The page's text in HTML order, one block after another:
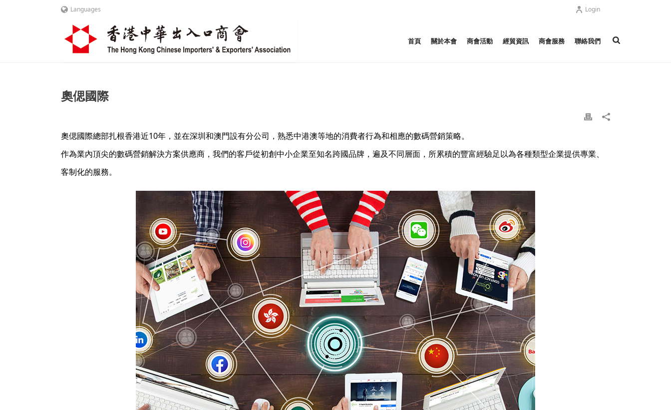
Languages Login
首頁 關於本會 商會活動 經貿資訊 商會服務 聯絡我們
奧偲國際
奧偲國際總部扎根香港近10年，並在深圳和澳門設有分公司，熟悉中港澳等地的消費者行為和相應的數碼營銷策略。
作為業內頂尖的數碼營銷解決方案供應商，我們的客戶從初創中小企業至知名跨國品牌，遍及不同層面，所累積的豐富經驗足以為各種類型企業提供專業、
客制化的服務。